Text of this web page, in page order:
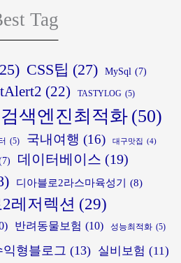
무
자
·
자
동
차
기
준
완
벽
분
스
·
격
쿠
저
가
행?
여
행
자
보
험
가
입
가
능
할
까?
Tag
CSS팁 (27) MySql (7)
(22) TASTYLOG (5)
검색엔진최적화 (50)
(5) 국내여행 (16) 대구맛집 (4)
데이터베이스 (19)
디아블로2라스마육성기 (8)
레저렉션 (29)
반려동물보험 (10) 성능최적화 (5)
익형블로그 (13) 실비보험 (11)